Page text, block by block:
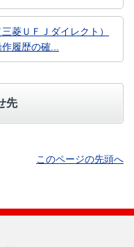
菱ＵＦＪダイレクト）
履歴の確...
先
このページの先頭へ